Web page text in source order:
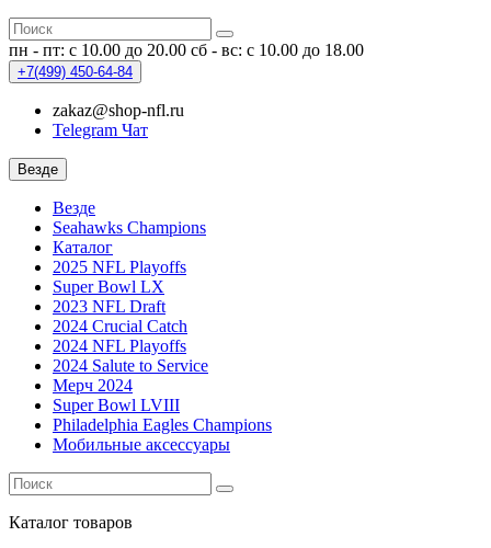
пн - пт: с 10.00 до 20.00 сб - вс: с 10.00 до 18.00
+7(499) 450-64-84
zakaz@shop-nfl.ru
Telegram Чат
Везде
Везде
Seahawks Champions
Каталог
2025 NFL Playoffs
Super Bowl LX
2023 NFL Draft
2024 Crucial Catch
2024 NFL Playoffs
2024 Salute to Service
Мерч 2024
Super Bowl LVIII
Philadelphia Eagles Champions
Мобильные аксессуары
Каталог товаров